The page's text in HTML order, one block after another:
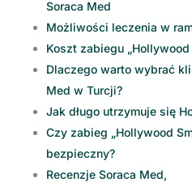
Soraca Med
Możliwości leczenia w
Koszt zabiegu
Dlaczego warto wybrać
Med w Turcji?
Jak długo utrzymuje się
Czy zabieg „Hollywood
bezpieczny?
Recenzje Soraca Med,